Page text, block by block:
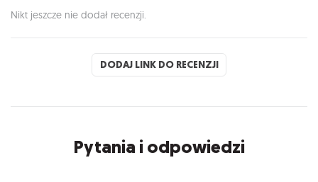
Nikt jeszcze nie dodał recenzji.
DODAJ LINK DO RECENZJI
Pytania i odpowiedzi